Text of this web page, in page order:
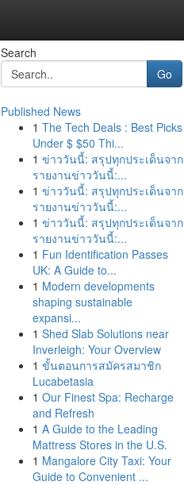
Search
Go
Published News
1 The Tech Deals : Best Picks
Under $ $50 Thi...
1 ข่าววันนี้: สรุปทุกประเด็นจาก
รายงานข่าววันนี้:...
1 ข่าววันนี้: สรุปทุกประเด็นจาก
รายงานข่าววันนี้:...
1 ข่าววันนี้: สรุปทุกประเด็นจาก
รายงานข่าววันนี้:...
1 Fun Identification Passes
UK: A Guide to...
1 Modern developments
shaping sustainable
expansi...
1 Shed Slab Solutions near
Inverleigh: Your Overview
1 ขั้นตอนการสมัครสมาชิก
Lucabetasia
1 Our Finest Spa: Recharge
and Refresh
1 A Guide to the Leading
Mattress Stores in the U.S.
1 Mangalore City Taxi: Your
Guide to Convenient ...